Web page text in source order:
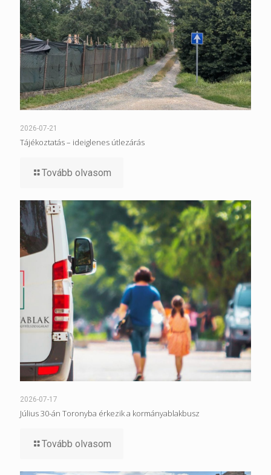
2026-07-21
Tájékoztatás – ideiglenes útlezárás
Tovább olvasom
2026-07-17
Július 30-án Toronyba érkezik a kormányablakbusz
Tovább olvasom